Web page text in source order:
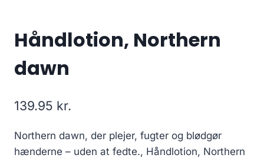
Håndlotion, Northern
dawn
139.95 kr.
Northern dawn, der plejer, fugter og blødgør
hænderne – uden at fedte., Håndlotion, Northern